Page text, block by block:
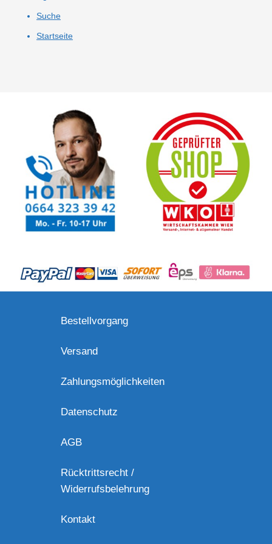
Suche
Startseite
Bestellvorgang
Versand
Zahlungsmöglichkeiten
Datenschutz
AGB
Rücktrittsrecht /
Widerrufsbelehrung
Kontakt